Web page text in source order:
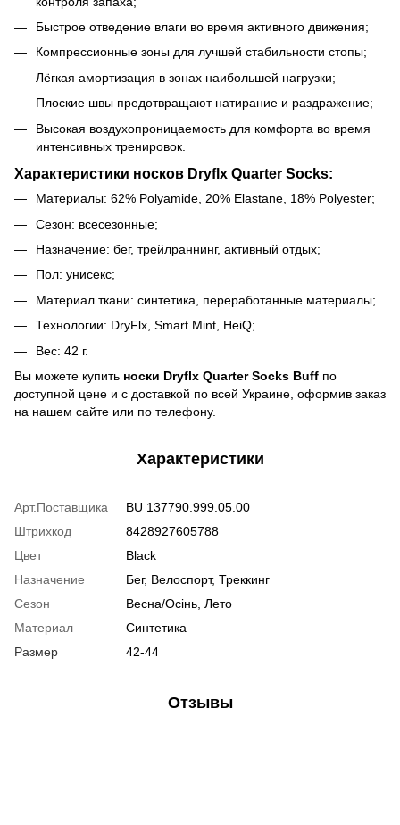
Быстрое отведение влаги во время активного движения;
Компрессионные зоны для лучшей стабильности стопы;
Лёгкая амортизация в зонах наибольшей нагрузки;
Плоские швы предотвращают натирание и раздражение;
Высокая воздухопроницаемость для комфорта во время
интенсивных тренировок.
Характеристики носков Dryflx Quarter Socks:
Материалы: 62% Polyamide, 20% Elastane, 18% Polyester;
Сезон: всесезонные;
Назначение: бег, трейлраннинг, активный отдых;
Пол: унисекс;
Материал ткани: синтетика, переработанные материалы;
Технологии: DryFlx, Smart Mint, HeiQ;
Вес: 42 г.
Вы можете купить носки Dryflx Quarter Socks Buff по
доступной цене и с доставкой по всей Украине, оформив заказ
на нашем сайте или по телефону.
Характеристики
Арт.Поставщика
BU 137790.999.05.00
Штрихкод
8428927605788
Цвет
Black
Назначение
Бег, Велоспорт, Треккинг
Сезон
Весна/Осінь, Лето
Материал
Синтетика
Размер
42-44
Отзывы